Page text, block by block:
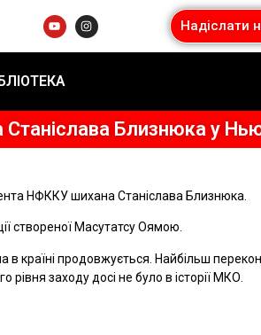
Надіслати
Станіслава Близнюка у
НФККУ шихана Станіслава Близнюка.
створеної Масутатсу Оямою.
в країні продовжується. Найбільш
заходу досі не було в історії МКО.